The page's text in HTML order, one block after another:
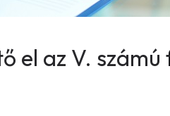
el az V.